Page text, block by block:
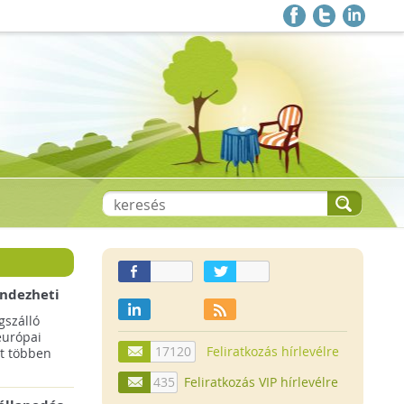
többen
17120
Feliratkozás hírlevélre
435
Feliratkozás VIP hírlevélre